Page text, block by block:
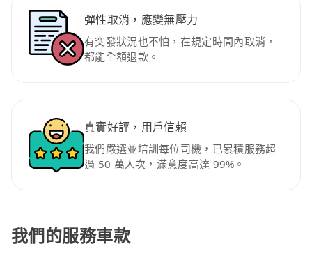
彈性取消，應變無壓力
有突發狀況也不怕，在規定時間內取消，
都能全額退款。
真實好評，用戶信賴
我們嚴選並培訓每位司機，已累積服務超
過 50 萬人次，滿意度高達 99%。
我們的服務車款